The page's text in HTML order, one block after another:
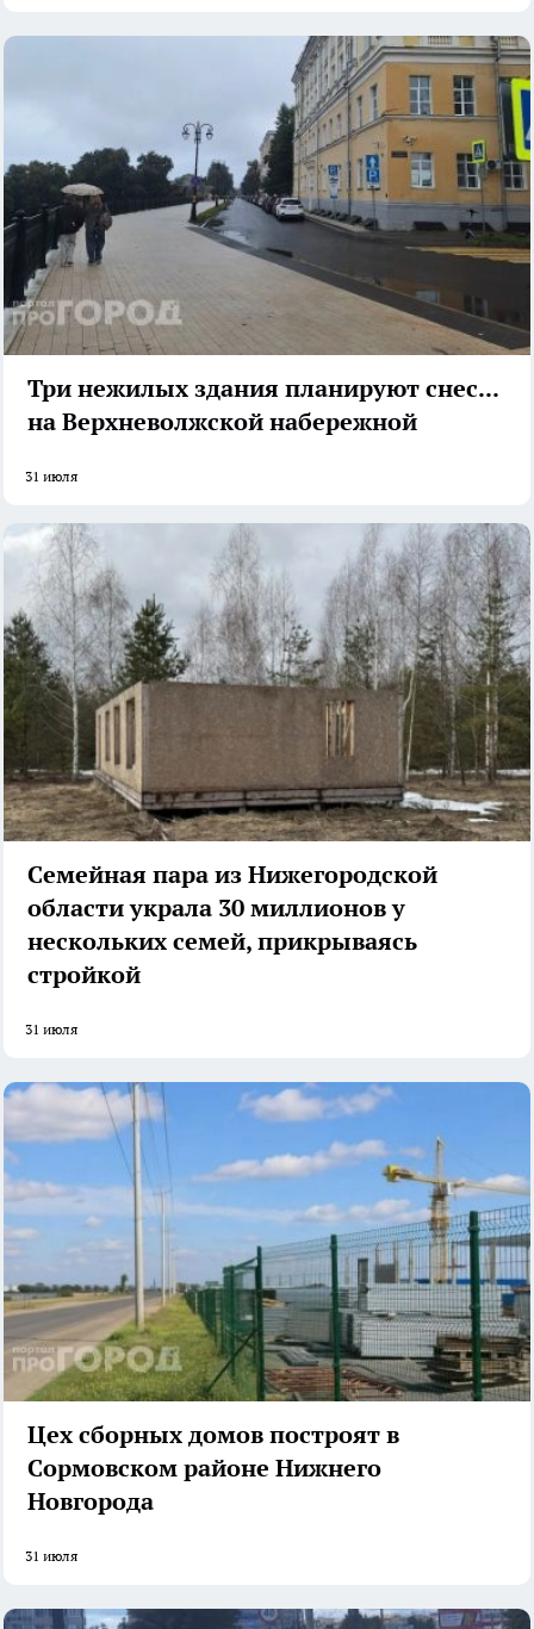
Три нежилых здания планируют снести
на Верхневолжской набережной
31 июля
Семейная пара из Нижегородской
области украла 30 миллионов у
нескольких семей, прикрываясь
стройкой
31 июля
Цех сборных домов построят в
Сормовском районе Нижнего
Новгорода
31 июля